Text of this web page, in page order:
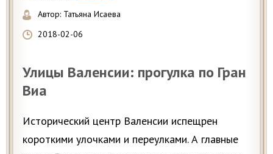
Автор: Татьяна Исаева
2018-02-06
Улицы Валенсии: прогулка по Гран
Виа
Исторический центр Валенсии испещрен
короткими улочками и переулками. А главные